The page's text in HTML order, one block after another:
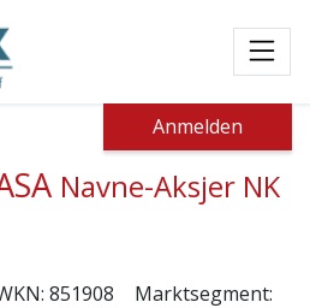
Anmelden
Navne-Aksjer NK
851908
Marktsegment: